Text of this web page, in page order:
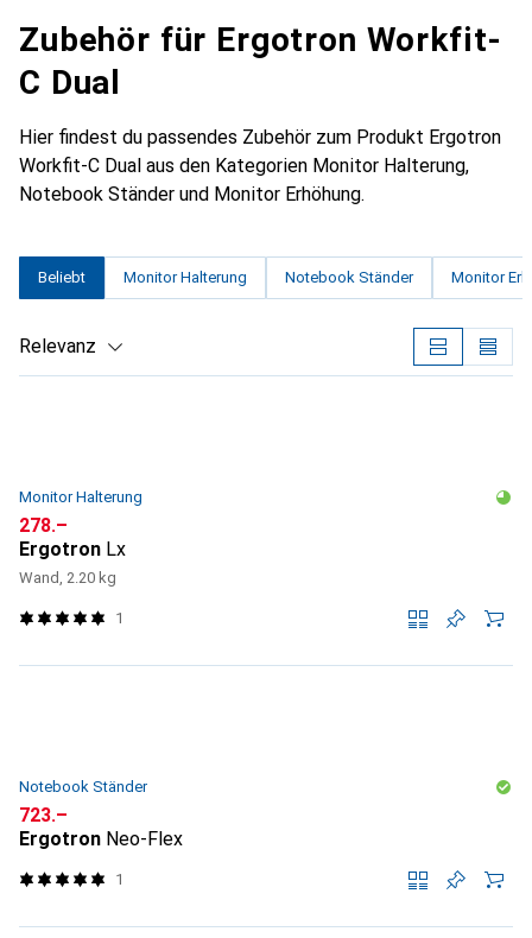
Zubehör für Ergotron Workfit-
C Dual
Hier findest du passendes Zubehör zum Produkt Ergotron
Workfit-C Dual aus den Kategorien Monitor Halterung,
Notebook Ständer und Monitor Erhöhung.
Beliebt Monitor Halterung Notebook Ständer Monitor
Relevanz
Monitor Halterung
CHF
278.–
Ergotron Lx
Wand, 2.20 kg
1
Notebook Ständer
CHF
723.–
Ergotron Neo-Flex
1